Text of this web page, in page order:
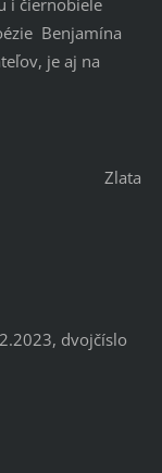
Benjamína
je aj na
dvojčíslo